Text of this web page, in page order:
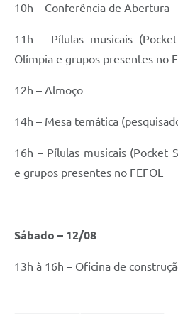
10h – Conferência de Abertura
11h – Pílulas musicais
Olímpia e grupos presentes no
12h – Almoço
14h – Mesa temática
16h – Pílulas musicais (Pocket
e grupos presentes no FEFOL
Sábado – 12/08
13h à 16h – Oficina de